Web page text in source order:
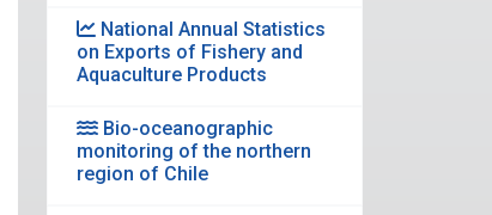
National Annual Statistics
on Exports of Fishery and
Aquaculture Products
Bio-oceanographic
monitoring of the northern
region of Chile